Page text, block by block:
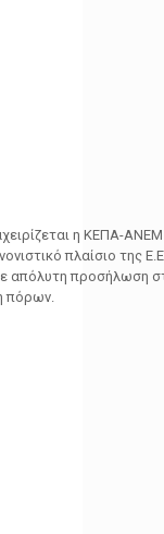
η ΚΕΠΑ-
πλαίσιο της
απόλυτη προσήλωση
πόρων.